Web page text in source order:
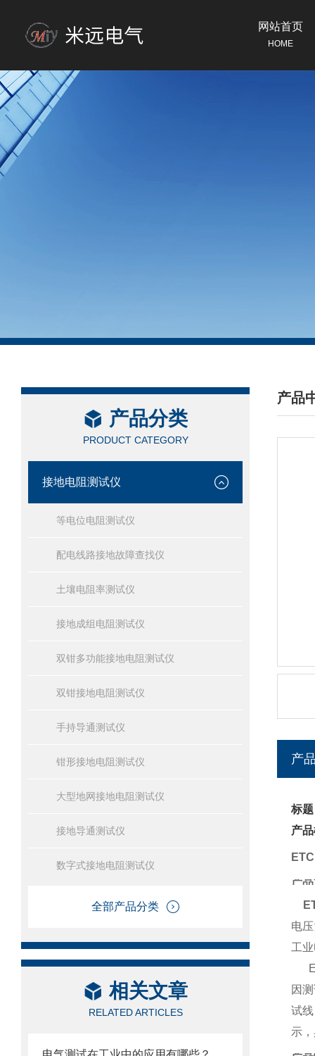
网站首页
HOME
产品分类
PRODUCT CATEGORY
接地电阻测试仪
等电位电阻测试仪
配电线路接地故障查找仪
土壤电阻率测试仪
接地成组电阻测试仪
双钳多功能接地电阻测试仪
双钳接地电阻测试仪
手持导通测试仪
钳形接地电阻测试仪
大型地网接地电阻测试仪
接地导通测试仪
数字式接地电阻测试仪
全部产品分类
相关文章
RELATED ARTICLES
产品
/
产
标
产
产
电
工
因
试
示